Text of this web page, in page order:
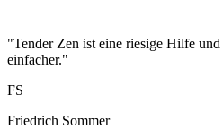
"Tender Zen ist eine riesige Hilfe
einfacher."
FS
Friedrich Sommer